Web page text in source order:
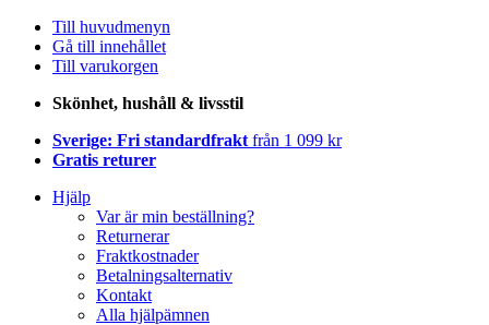
Till huvudmenyn
Gå till innehållet
Till varukorgen
Skönhet, hushåll & livsstil
Sverige: Fri standardfrakt från 1 099 kr
Gratis returer
Hjälp
Var är min beställning?
Returnerar
Fraktkostnader
Betalningsalternativ
Kontakt
Alla hjälpämnen